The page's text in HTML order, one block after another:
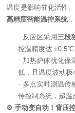
温度是影响催化活性
高精度智能温控系统
· 反应区采用三段
控温精度达 ±0.5℃
· 加热炉体优化保
低，且温度波动极
· 多点实时测温传
传控制系统，超温
⚙️ 手动变自动！背压